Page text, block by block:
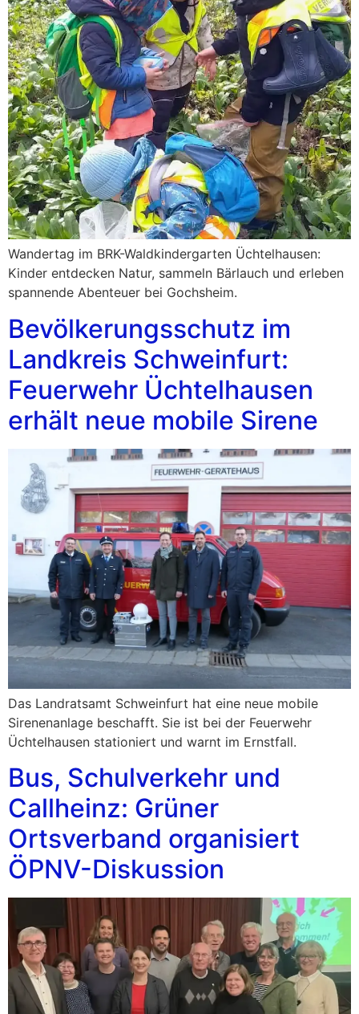
Wandertag im BRK-Waldkindergarten Üchtelhausen:
Kinder entdecken Natur, sammeln Bärlauch und erleben
spannende Abenteuer bei Gochsheim.
Bevölkerungsschutz im
Landkreis Schweinfurt:
Feuerwehr Üchtelhausen
erhält neue mobile Sirene
Das Landratsamt Schweinfurt hat eine neue mobile
Sirenenanlage beschafft. Sie ist bei der Feuerwehr
Üchtelhausen stationiert und warnt im Ernstfall.
Bus, Schulverkehr und
Callheinz: Grüner
Ortsverband organisiert
ÖPNV-Diskussion